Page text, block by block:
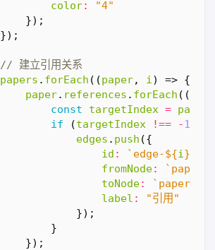
color:
"4"
});
});
papers . forEach ((paper, i) => {
paper. references . forEach ((
const
targetIndex =
if
(targetIndex !== - 1
edges . push ({
id : `edge-${i}
fromNode: `paper-
toNode: `paper-
label :
"引用"
});
}
});